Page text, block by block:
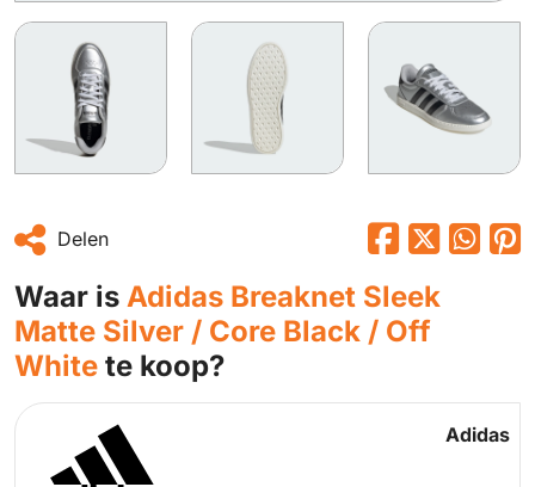
Delen
Waar is Adidas Breaknet Sleek
Matte Silver / Core Black / Off
White te koop?
Adidas